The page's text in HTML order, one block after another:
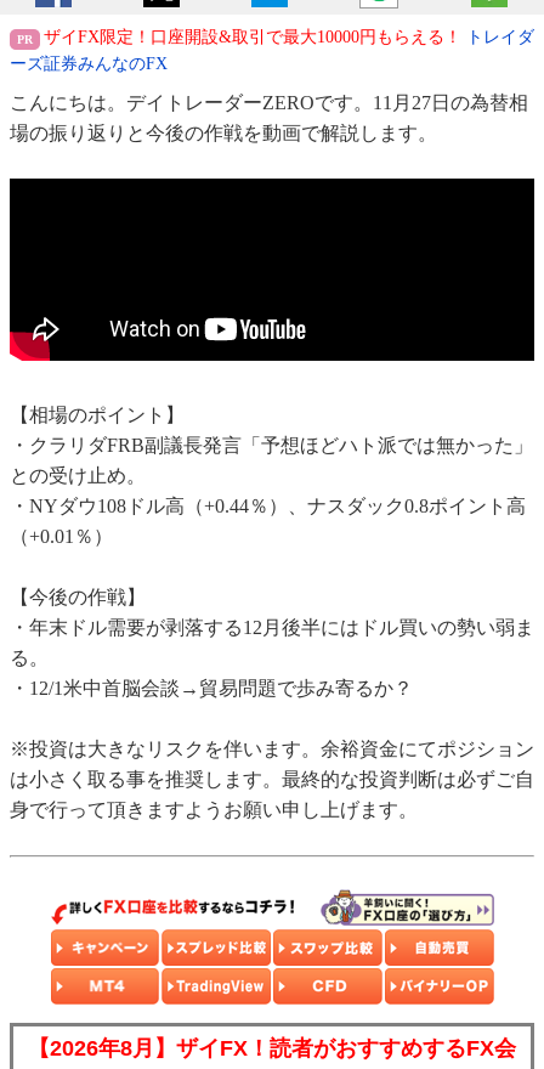
ザイFX限定！口座開設&取引で最大10000円もらえる！
トレイダ
ーズ証券みんなのFX
こんにちは。デイトレーダーZEROです。11月27日の為替相
場の振り返りと今後の作戦を動画で解説します。
【相場のポイント】
・クラリダFRB副議長発言「予想ほどハト派では無かった」
との受け止め。
・NYダウ108ドル高（+0.44％）、ナスダック0.8ポイント高
（+0.01％）
【今後の作戦】
・年末ドル需要が剥落する12月後半にはドル買いの勢い弱ま
る。
・12/1米中首脳会談→貿易問題で歩み寄るか？
※投資は大きなリスクを伴います。余裕資金にてポジション
は小さく取る事を推奨します。最終的な投資判断は必ずご自
身で行って頂きますようお願い申し上げます。
【2026年8月】ザイFX！読者がおすすめするFX会